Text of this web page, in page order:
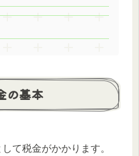
の基本
て税金がかかります。